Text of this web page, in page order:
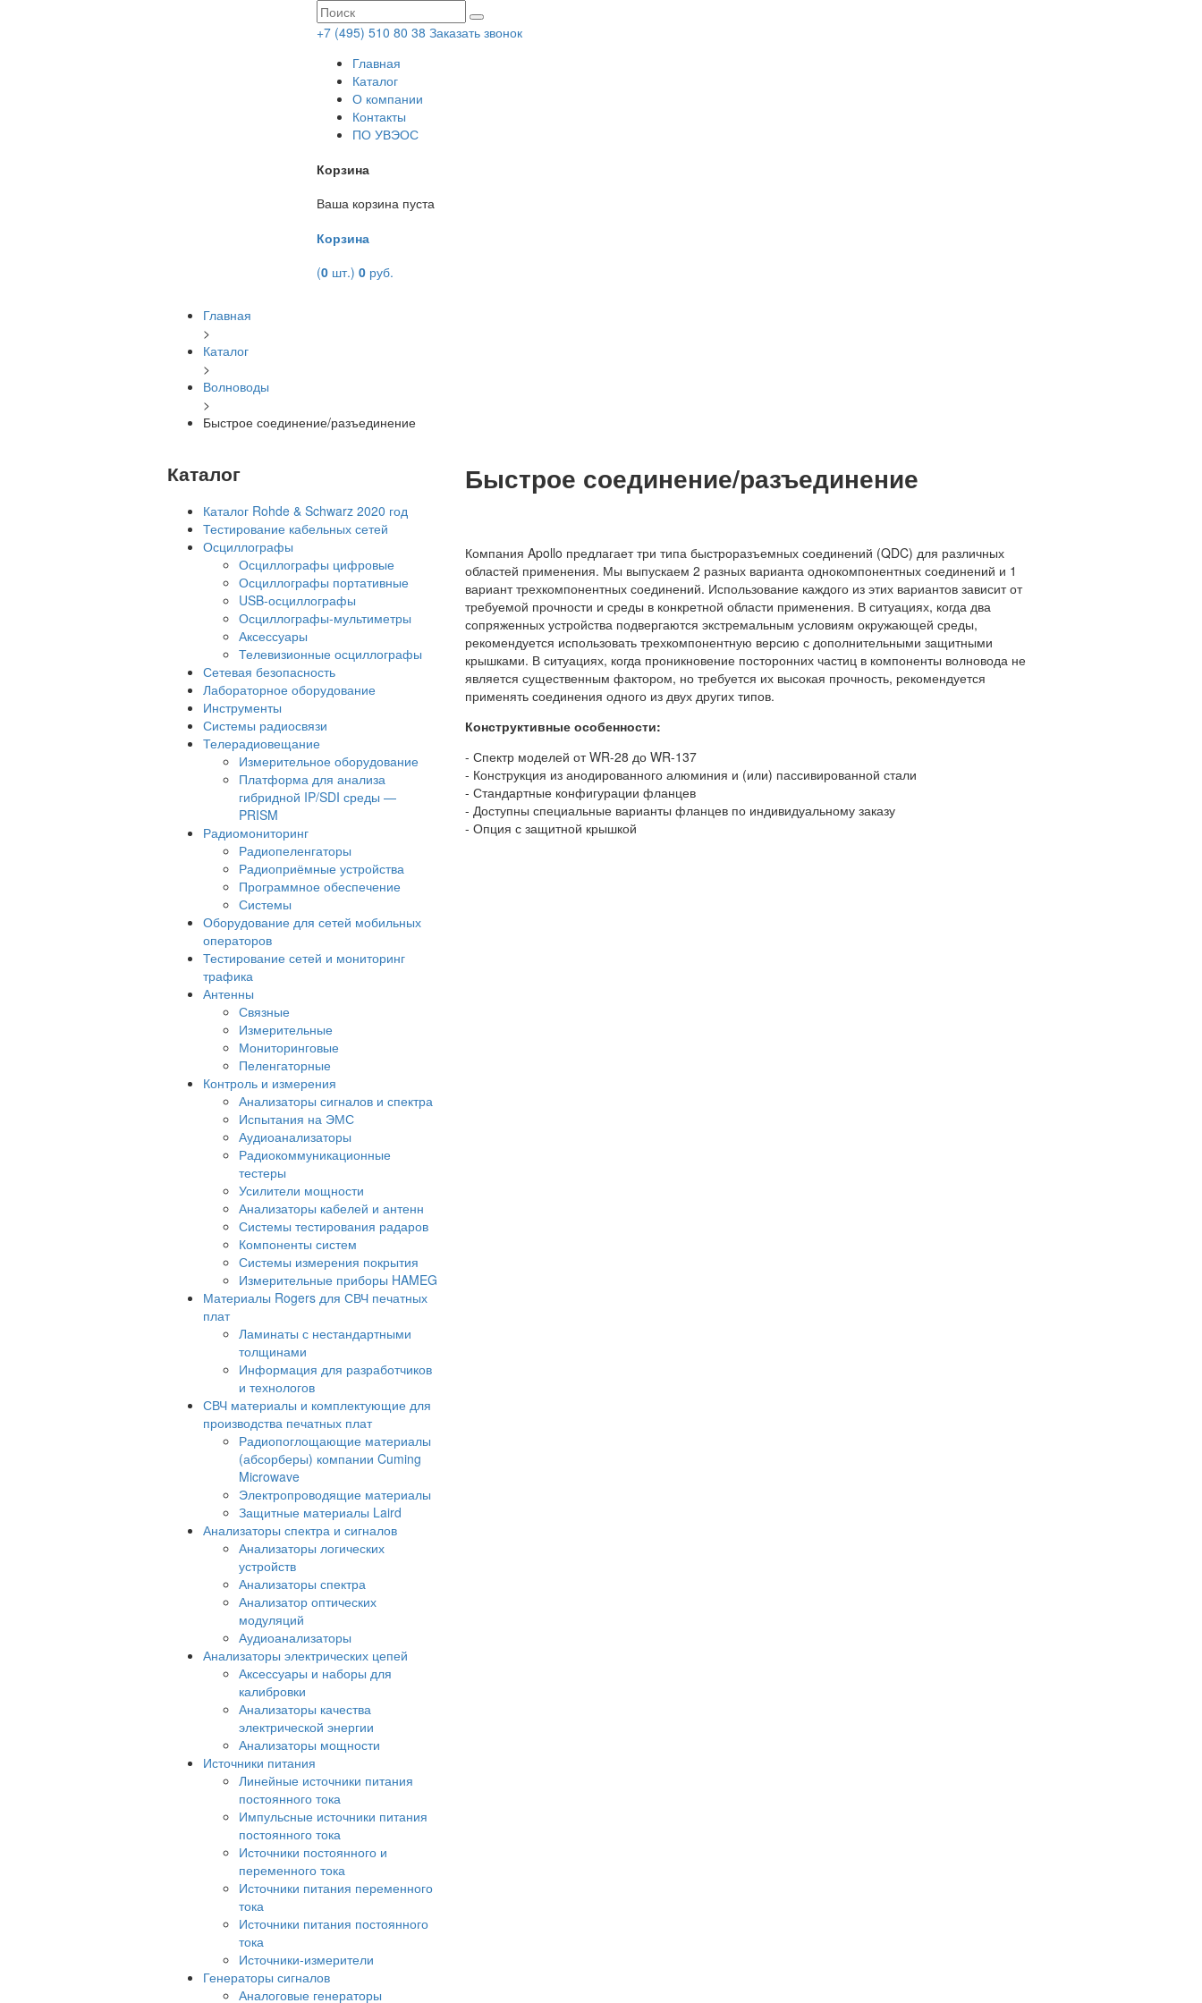
+7 (495) 510 80 38 Заказать звонок
Главная
Каталог
О компании
Контакты
ПО УВЭОС
Корзина
Ваша корзина пуста
Корзина
(0шт.) 0руб.
Главная
>
Каталог
>
Волноводы
>
Быстрое соединение/разъединение
Каталог
Каталог Rohde & Schwarz 2020 год
Тестирование кабельных сетей
Осциллографы
Осциллографы цифровые
Осциллографы портативные
USB-осциллографы
Осциллографы-мультиметры
Аксессуары
Телевизионные осциллографы
Сетевая безопасность
Лабораторное оборудование
Инструменты
Системы радиосвязи
Телерадиовещание
Измерительное оборудование
Платформа для анализа
гибридной IP/SDI среды —
PRISM
Радиомониторинг
Радиопеленгаторы
Радиоприёмные устройства
Программное обеспечение
Системы
Оборудование для сетей мобильных
операторов
Тестирование сетей и мониторинг
трафика
Антенны
Связные
Измерительные
Мониторинговые
Пеленгаторные
Контроль и измерения
Анализаторы сигналов и спектра
Испытания на ЭМС
Аудиоанализаторы
Радиокоммуникационные
тестеры
Усилители мощности
Анализаторы кабелей и антенн
Системы тестирования радаров
Компоненты систем
Системы измерения покрытия
Измерительные приборы HAMEG
Материалы Rogers для СВЧ печатных
плат
Ламинаты с нестандартными
толщинами
Информация для разработчиков
и технологов
СВЧ материалы и комплектующие для
производства печатных плат
Радиопоглощающие материалы
(абсорберы) компании Cuming
Microwave
Электропроводящие материалы
Защитные материалы Laird
Анализаторы спектра и сигналов
Анализаторы логических
устройств
Анализаторы спектра
Анализатор оптических
модуляций
Аудиоанализаторы
Анализаторы электрических цепей
Аксессуары и наборы для
калибровки
Анализаторы качества
электрической энергии
Анализаторы мощности
Источники питания
Линейные источники питания
постоянного тока
Импульсные источники питания
постоянного тока
Источники постоянного и
переменного тока
Источники питания переменного
тока
Источники питания постоянного
тока
Источники-измерители
Генераторы сигналов
Аналоговые генераторы
Быстрое соединение/разъединение
Компания Apollo предлагает три типа быстроразъемных соединений (QDC) для различных
областей применения. Мы выпускаем 2 разных варианта однокомпонентных соединений и 1
вариант трехкомпонентных соединений. Использование каждого из этих вариантов зависит от
требуемой прочности и среды в конкретной области применения. В ситуациях, когда два
сопряженных устройства подвергаются экстремальным условиям окружающей среды,
рекомендуется использовать трехкомпонентную версию с дополнительными защитными
крышками. В ситуациях, когда проникновение посторонних частиц в компоненты волновода не
является существенным фактором, но требуется их высокая прочность, рекомендуется
применять соединения одного из двух других типов.
Конструктивные особенности:
- Спектр моделей от WR-28 до WR-137
- Конструкция из анодированного алюминия и (или) пассивированной стали
- Стандартные конфигурации фланцев
- Доступны специальные варианты фланцев по индивидуальному заказу
- Опция с защитной крышкой